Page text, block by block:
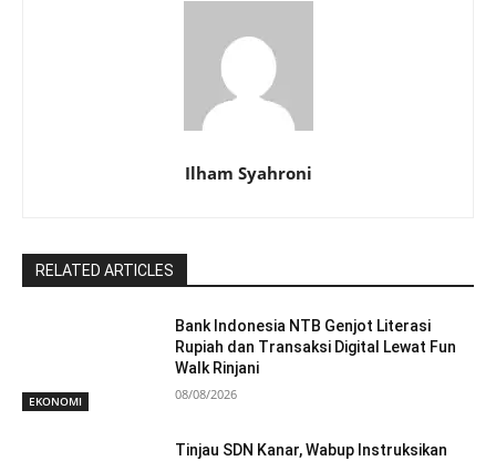
Ilham Syahroni
RELATED ARTICLES
EKONOMI
Bank Indonesia NTB Genjot Literasi
Rupiah dan Transaksi Digital Lewat Fun
Walk Rinjani
08/08/2026
Tinjau SDN Kanar, Wabup Instruksikan